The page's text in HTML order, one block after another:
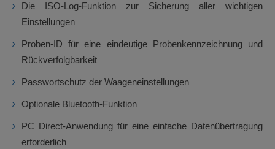
Die ISO-Log-Funktion zur Sicherung aller wichtigen
Einstellungen
Proben-ID für eine eindeutige Probenkennzeichnung und
Rückverfolgbarkeit
Passwortschutz der Waageneinstellungen
Optionale Bluetooth-Funktion
PC Direct-Anwendung für eine einfache Datenübertragung
erforderlich